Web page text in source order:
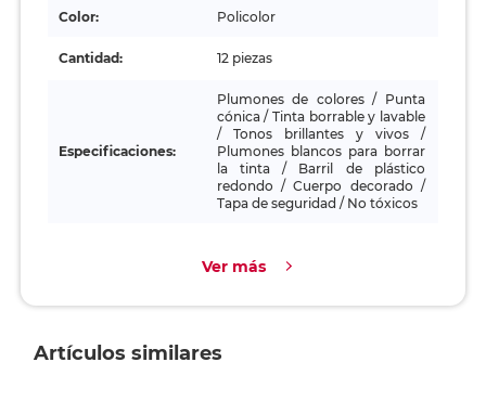
Color: Policolor
Cantidad: 12 piezas
Especificaciones:
Plumones de colores / Punta
cónica / Tinta borrable y lavable
/ Tonos brillantes y vivos /
Plumones blancos para borrar
la tinta / Barril de plástico
redondo / Cuerpo decorado /
Tapa de seguridad / No tóxicos
Ver más
Artículos similares